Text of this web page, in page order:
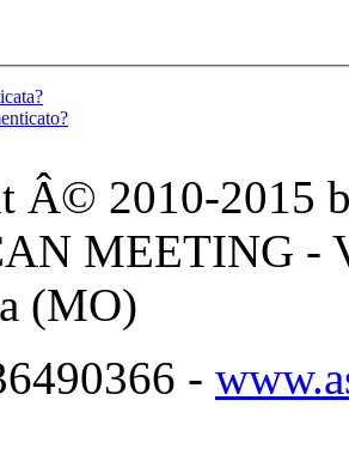
Â© 2010-2015
MEETING -
(MO)
-